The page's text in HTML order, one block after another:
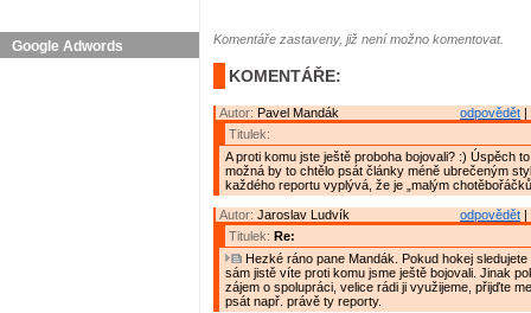
Google Adwords Komentáře zastaveny, již není možno komentovat.
KOMENTÁŘE:
odpovědět |
Autor: Pavel Mandák
Titulek:
A proti komu jste ještě proboha bojovali? :) Úspěch
možná by to chtělo psát články méně ubrečeným
každého reportu vyplývá, že je „malým
odpovědět |
Autor: Jaroslav Ludvík
Titulek: Re:
Hezké ráno pane Mandák. Pokud hokej
sám jistě víte proti komu jsme ještě bojovali. Jinak
zájem o spolupráci, velice rádi ji využijeme, přijďte
psát např. právě ty reporty.